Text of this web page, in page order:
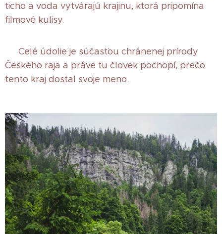
ticho a voda vytvárajú krajinu, ktorá pripomína
filmové kulisy.
🌲 Celé údolie je súčasťou chránenej prírody
Českého raja a práve tu človek pochopí, prečo
tento kraj dostal svoje meno.